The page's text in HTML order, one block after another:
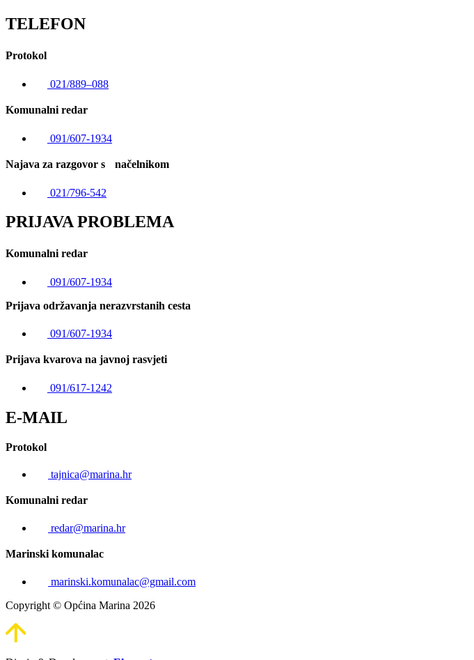
TELEFON
Protokol
021/889–088
Komunalni redar
091/607-1934
Najava za razgovor s načelnikom
021/796-542
PRIJAVA PROBLEMA
Komunalni redar
091/607-1934
Prijava održavanja nerazvrstanih cesta
091/607-1934
Prijava kvarova na javnoj rasvjeti
091/617-1242
E-MAIL
Protokol
tajnica@marina.hr
Komunalni redar
redar@marina.hr
Marinski komunalac
marinski.komunalac@gmail.com
Copyright © Općina Marina 2026